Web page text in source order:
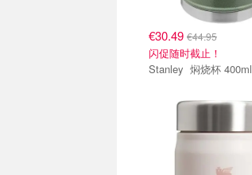
€30.49 €44.95
闪促随时截止！
Stanley 焖烧杯 400ml